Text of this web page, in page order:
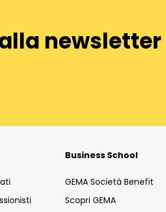
newsletter
Business School
GEMA Società Benefit
Scopri GEMA